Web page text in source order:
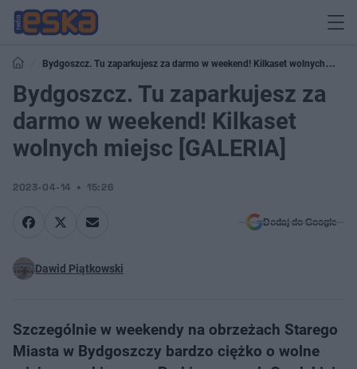
Bydgoszcz. Tu zaparkujesz za darmo w weekend! Kilkaset wolnych
miejsc [GALERIA]
Bydgoszcz. Tu zaparkujesz za
darmo w weekend! Kilkaset
wolnych miejsc [GALERIA]
2023-04-14 15:26
Dodaj do Google
Dawid Piątkowski
Szczególnie w weekendy na obrzeżach Starego
Miasta w Bydgoszczy bardzo ciężko o wolne